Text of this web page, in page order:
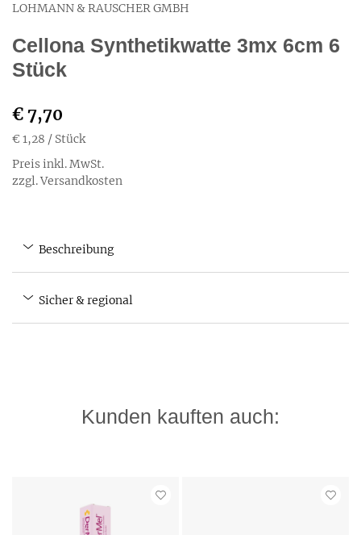
LOHMANN & RAUSCHER GMBH
Cellona Synthetikwatte 3mx 6cm 6
Stück
€ 7,70
€ 1,28 / Stück
Preis inkl. MwSt.
zzgl. Versandkosten
Beschreibung
Sicher & regional
Kunden kauften auch: